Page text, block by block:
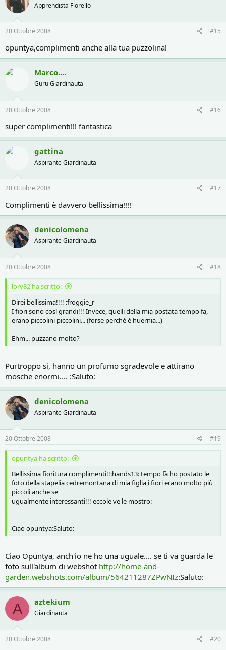
Apprendista Florello
20 Ottobre 2008 #15
opuntya,complimenti anche alla tua puzzolina!
Marco....
Guru Giardinauta
20 Ottobre 2008 #16
super complimenti!!! fantastica
gattina
Aspirante Giardinauta
20 Ottobre 2008 #17
Complimenti è davvero bellissima!!!!
denicolomena
Aspirante Giardinauta
20 Ottobre 2008 #18
lory82 ha scritto:
Direi bellissima!!!! :froggie_r
I fiori sono così grandi!!! Invece, quelli della mia postata tempo fa,
erano piccolini piccolini... (forse perchè è huernia...)
Ehm... puzzano molto?
Purtroppo si, hanno un profumo sgradevole e attirano
mosche enormi.... :Saluto:
denicolomena
Aspirante Giardinauta
20 Ottobre 2008 #19
opuntya ha scritto:
Bellissima fioritura complimenti!!:hands13: tempo fà ho postato le
foto della stapelia cedremontana di mia figlia,i fiori erano molto più
piccoli anche se
ugualmente interessanti!!! eccole ve le mostro:
Ciao opuntya:Saluto:
Ciao Opuntya, anch'io ne ho una uguale.... se ti va guarda le
foto sull'album di webshot http://home-and-
garden.webshots.com/album/564211287ZPwNIz:Saluto:
A aztekium
Giardinauta
20 Ottobre 2008 #20